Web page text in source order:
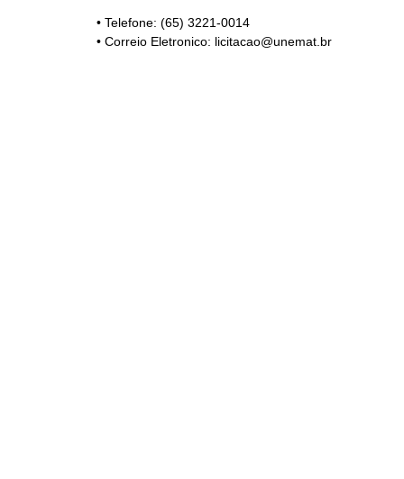
• Telefone: (65) 3221-0014
• Correio Eletronico: licitacao@unemat.br